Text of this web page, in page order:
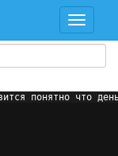
понятно что